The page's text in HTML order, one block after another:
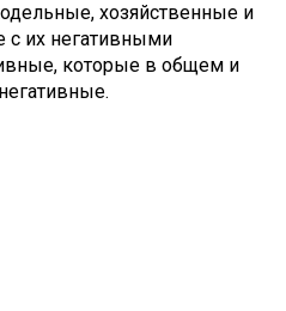
хозяйственные и
с их негативными
которые в общем и